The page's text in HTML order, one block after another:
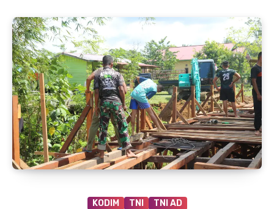
KODIM TNI TNI AD